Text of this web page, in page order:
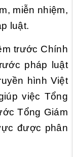
miễn nhiệm,
luật.
trước Chính
pháp luật
hình Việt
việc Tổng
Tổng Giám
được phân